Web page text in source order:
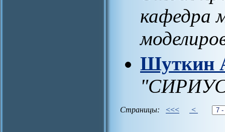
кафедра
Шуткин
Страницы: <<< <